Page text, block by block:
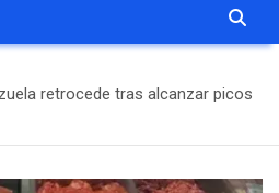
retrocede tras alcanzar picos